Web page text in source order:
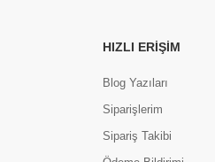
HIZLI ERIŞIM
Blog Yazıları
Siparişlerim
Sipariş Takibi